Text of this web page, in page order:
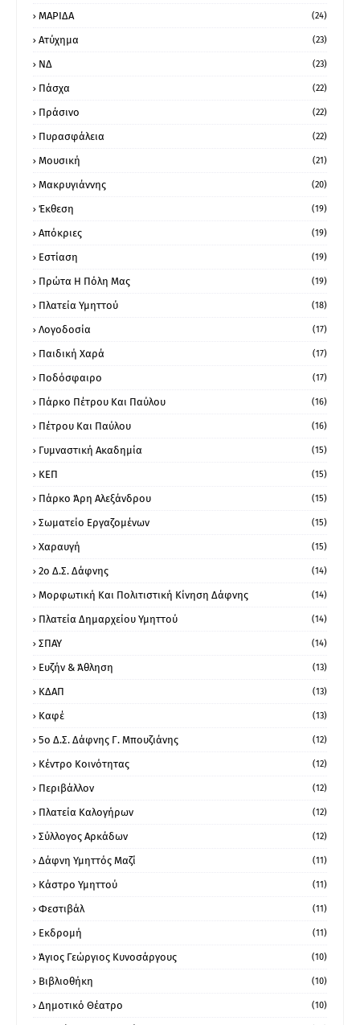
ΜΑΡΙΔΑ (24)
Ατύχημα (23)
ΝΔ (23)
Πάσχα (22)
Πράσινο (22)
Πυρασφάλεια (22)
Μουσική (21)
Μακρυγιάννης (20)
Έκθεση (19)
Απόκριες (19)
Εστίαση (19)
Πρώτα Η Πόλη Μας (19)
Πλατεία Υμηττού (18)
Λογοδοσία (17)
Παιδική Χαρά (17)
Ποδόσφαιρο (17)
Πάρκο Πέτρου Και Παύλου (16)
Πέτρου Και Παύλου (16)
Γυμναστική Ακαδημία (15)
ΚΕΠ (15)
Πάρκο Άρη Αλεξάνδρου (15)
Σωματείο Εργαζομένων (15)
Χαραυγή (15)
2ο Δ.Σ. Δάφνης (14)
Μορφωτική Και Πολιτιστική Κίνηση Δάφνης (14)
Πλατεία Δημαρχείου Υμηττού (14)
ΣΠΑΥ (14)
Ευζήν & Άθληση (13)
ΚΔΑΠ (13)
Καφέ (13)
5ο Δ.Σ. Δάφνης Γ. Μπουζιάνης (12)
Κέντρο Κοινότητας (12)
Περιβάλλον (12)
Πλατεία Καλογήρων (12)
Σύλλογος Αρκάδων (12)
Δάφνη Υμηττός Μαζί (11)
Κάστρο Υμηττού (11)
Φεστιβάλ (11)
Εκδρομή (11)
Άγιος Γεώργιος Κυνοσάργους (10)
Βιβλιοθήκη (10)
Δημοτικό Θέατρο (10)